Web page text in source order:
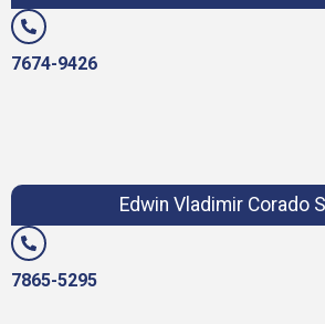
7674-9426
Edwin Vladimir Corado
7865-5295